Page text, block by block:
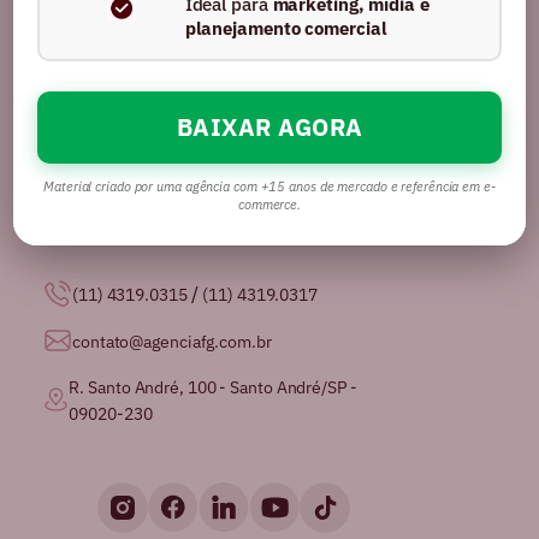
Somos uma agência com mais de 16 anos no
melhores agências de publicidade para se
trabalhar no Brasil.
(11) 4319.0315 / (11) 4319.0317
contato@agenciafg.com.br
R. Santo André, 100 - Santo André/SP -
09020-230
planejamento comercial
BAIXAR AGORA
Material criado por uma agência com +15 anos de mercado e referência em e-
commerce.